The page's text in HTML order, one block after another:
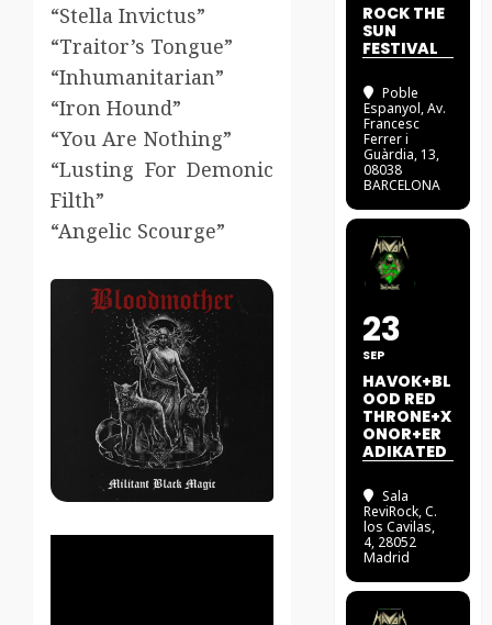
“Stella Invictus”
“Traitor’s Tongue”
“Inhumanitarian”
“Iron Hound”
“You Are Nothing”
“Lusting For Demonic
Filth”
“Angelic Scourge”
ROCK THE
SUN
FESTIVAL
Poble
Espanyol, Av.
Francesc
Ferrer i
Guàrdia, 13,
08038
BARCELONA
23
SEP
HAVOK+BL
OOD RED
THRONE+X
ONOR+ER
ADIKATED
Sala
ReviRock, C.
los Cavilas,
4, 28052
Madrid